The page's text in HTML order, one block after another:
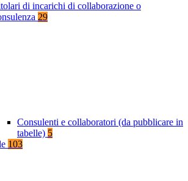
di incarichi di collaborazione o
29
Consulenti e collaboratori (da pubblicare in
tabelle) 5
103